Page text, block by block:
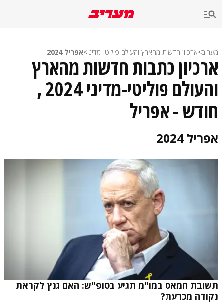
מעריב>ארכיון חדשות מהארץ והעולם פוליטי-מדיני>אפריל 2024
ארכיון כתבות חדשות מהארץ
והעולם פוליטי-מדיני 2024 ,
חודש - אפריל
אפריל 2024
תשובת חמאס במו"מ תגיע בסופ"ש: האם גנץ לקראת
נקודה מכרעת?